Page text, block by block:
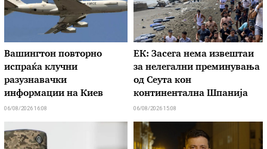
Вашингтон повторно
испраќа клучни
разузнавачки
информации на Киев
06/08/2026 16:08
ЕК: Засега нема извештаи
за нелегални преминувања
од Сеута кон
континентална Шпанија
06/08/2026 15:08